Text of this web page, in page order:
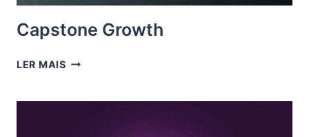
Capstone Growth
LER MAISCAPSTONE